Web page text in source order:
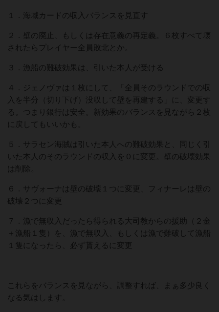
１．海域カードの収入バランスを見直す
２．壁の廃止、もしくは存在意義の再定義。６枚すべて壊
されたらプレイヤー全員敗北とか。
３．漁船の難破効果は、引いた本人が受ける
４．ジェノヴァは１枚にして、「全員そのラウンドでの収
入を半分（切り下げ）没収して壁を再建する」に、変更す
る。つまり銀行は安全。新効果のバランスを見ながら２枚
に戻してもいいかも。
５．サラセン海賊は引いた本人への難破効果と、同じく引
いた本人のそのラウンドの収入を０に変更。壁の破壊効果
は削除。
６．サヴォーナは壁の破壊１つに変更、フィナーレは壁の
破壊２つに変更
７．漁で無収入だったら得られる大司教からの援助（２金
＋漁船１隻）を、漁で無収入、もしくは漁で難破して漁船
１隻になったら、必ず貰えるに変更
これらをバランスを見ながら、調整すれば、まぁ多少良く
なる気はします。